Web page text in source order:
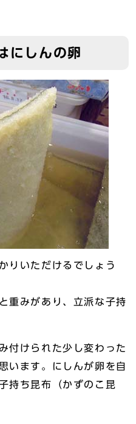
にしんの卵
りいただけるでしょう
重みがあり、立派な子持
付けられた少し変わった
います。にしんが卵を自
持ち昆布（かずのこ昆